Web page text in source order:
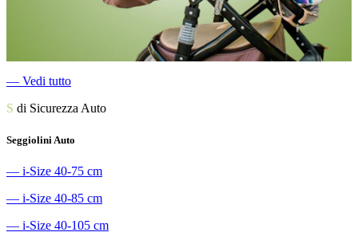
― Vedi tutto
S di Sicurezza Auto
Seggiolini Auto
― i-Size 40-75 cm
― i-Size 40-85 cm
― i-Size 40-105 cm